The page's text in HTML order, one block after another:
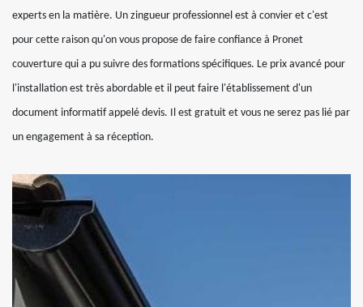
experts en la matière. Un zingueur professionnel est à convier et c'est
pour cette raison qu'on vous propose de faire confiance à Pronet
couverture qui a pu suivre des formations spécifiques. Le prix avancé pour
l'installation est très abordable et il peut faire l'établissement d'un
document informatif appelé devis. Il est gratuit et vous ne serez pas lié par
un engagement à sa réception.